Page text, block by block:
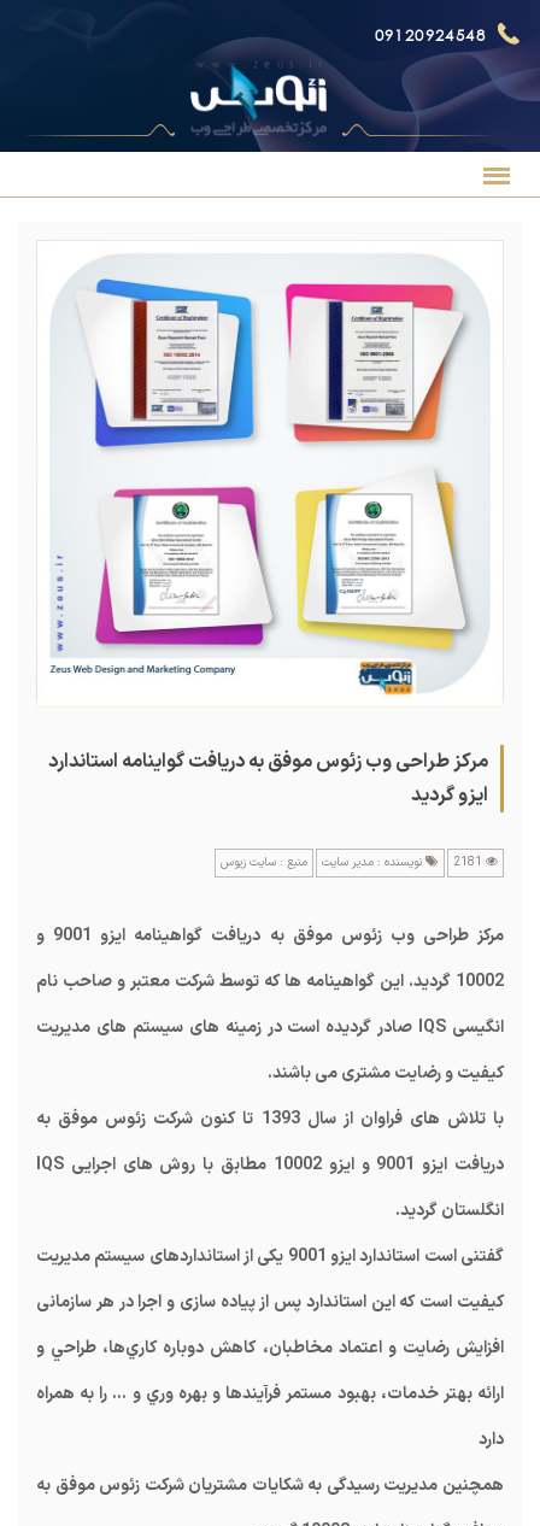
09120924548
مرکز طراحی وب زئوس موفق به دریافت گواینامه استاندارد
ایزو گردید
نویسنده : مدیر سایت منبع : سایت زیوس
مرکز طراحی وب زئوس موفق به دریافت گواهینامه ایزو 9001 و
10002 گردید. این گواهینامه ها که توسط شرکت معتبر و صاحب نام
انگیسی IQS صادر گردیده است در زمینه های سیستم های مدیریت
کیفیت و رضایت مشتری می باشند.
با تلاش های فراوان از سال 1393 تا کنون
شرکت زئوس موفق به
دریافت ایزو 9001 و ایزو 10002 مطابق با روش های اجرایی IQS
انگلستان گردید.
گفتنی است استاندارد ایزو 9001
یکی از استانداردهای سیستم مدیریت
کیفیت است که این استاندارد پس از پیاده سازی و اجرا در هر سازمانی
افزايش رضايت و اعتماد مخاطبان، كاهش دوباره كاري‌ها، طراحي و
ارائه بهتر خدمات، بهبود مستمر فرآيندها و بهره وري و ... را به همراه
دارد
همچنین مدیریت رسیدگی به شکایات مشتریان شرکت زئوس موفق به